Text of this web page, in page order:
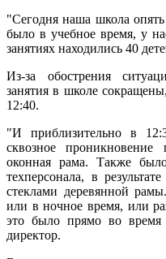
"Сегодня наша школа
было в учебное время, у
занятиях находились 40
Из-за обострения
занятия в школе
12:40.
"И приблизительно в
сквозное проникновение
оконная рама. Также
техперсонала, в
стеклами деревянной
или в ночное время, или
это было прямо во время
директор.